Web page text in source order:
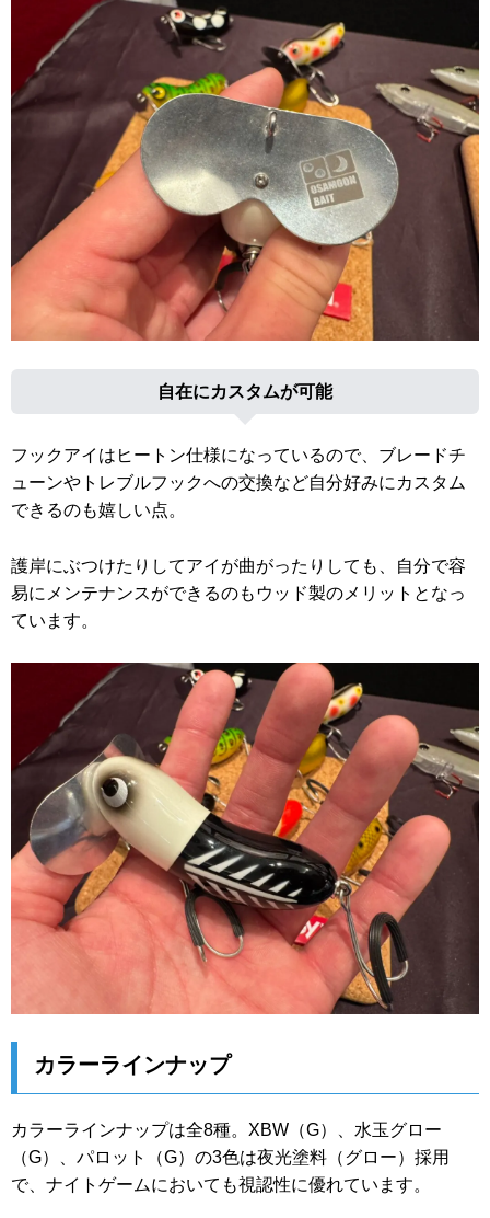
自在にカスタムが可能
フックアイはヒートン仕様になっているので、ブレードチ
ューンやトレブルフックへの交換など自分好みにカスタム
できるのも嬉しい点。
護岸にぶつけたりしてアイが曲がったりしても、自分で容
易にメンテナンスができるのもウッド製のメリットとなっ
ています。
カラーラインナップ
カラーラインナップは全8種。XBW（G）、水玉グロー
（G）、パロット（G）の3色は夜光塗料（グロー）採用
で、ナイトゲームにおいても視認性に優れています。